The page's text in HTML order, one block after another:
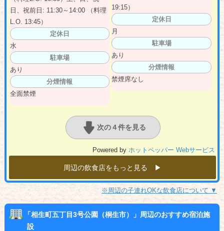
日、祝前日: 11:30～14:00 （料理
L.O. 13:45）
定休日
水
駐車場
あり
分煙情報
全面禁煙
19:15）
定休日
月
駐車場
あり
分煙情報
禁煙席なし
次の４件を見る
Powered by ホットペッパー Webサービス
周辺の飲食店をもっと見る ▶︎
※周辺の子連れOKな飲食店について ▼
「相生町五丁目3号公園（桐生市）」周辺のおすすめ宿泊施
設